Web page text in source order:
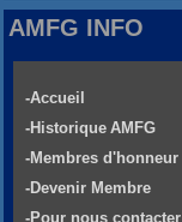
AMFG INFO
-Accueil
-Historique AMFG
-Membres d'honneur
-Devenir Membre
-Pour nous contacter